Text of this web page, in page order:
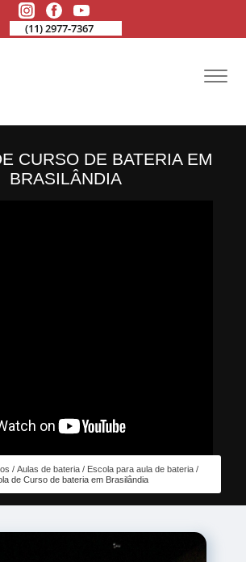
(11) 2977-7367
CURSO DE BATERIA EM
BRASILÂNDIA
Aulas de bateria
Escola para aula de bateria
de Curso de bateria em Brasilândia